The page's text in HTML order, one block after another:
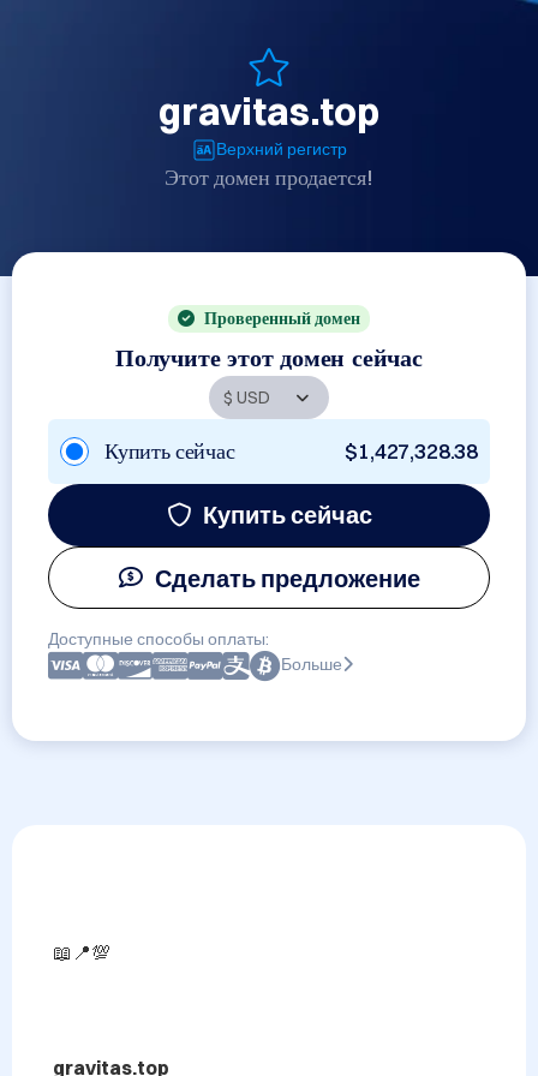
gravitas.top
Верхний регистр
Этот домен продается!
Проверенный домен
Получите этот домен сейчас
Купить сейчас $1,427,328.38
Купить сейчас
Сделать предложение
Доступные способы оплаты:
Больше
📖📍💯
gravitas.top